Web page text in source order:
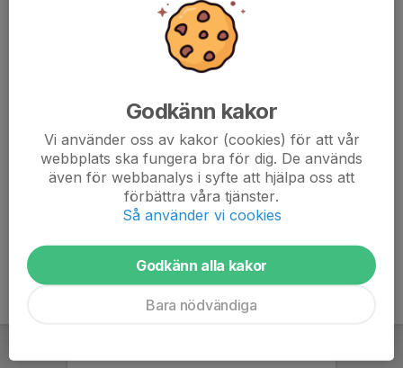
Här hamnar automatiskt de senaste nyheterna på hemsidan. För
att kunna börja administrera hemsidan loggar du in högst upp till
höger.
Godkänn kakor
Vi använder oss av kakor (cookies) för att vår
webbplats ska fungera bra för dig. De används
även för webbanalys i syfte att hjälpa oss att
förbättra våra tjänster.
Så använder vi cookies
Godkänn alla kakor
Bara nödvändiga